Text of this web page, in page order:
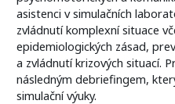
asistenci v simulačních
zvládnutí komplexní situace
epidemiologických zásad,
a zvládnutí krizových situací.
následným debriefingem,
simulační výuky.